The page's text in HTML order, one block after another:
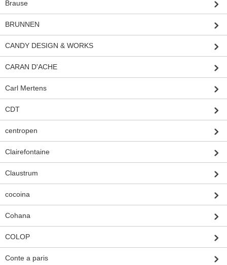
Brause
BRUNNEN
CANDY DESIGN & WORKS
CARAN D'ACHE
Carl Mertens
CDT
centropen
Clairefontaine
Claustrum
cocoina
Cohana
COLOP
Conte a paris